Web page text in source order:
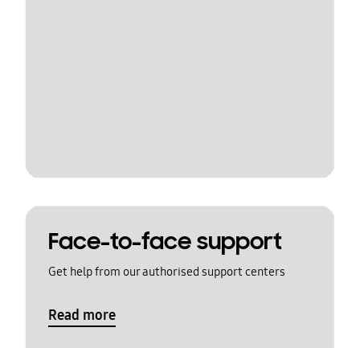
Face-to-face support
Get help from our authorised support centers
Read more